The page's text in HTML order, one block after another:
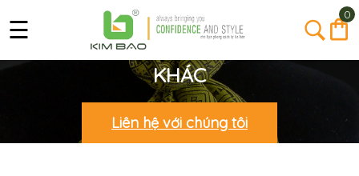
☰ 0
KHÁC
Liên hệ với chúng tôi